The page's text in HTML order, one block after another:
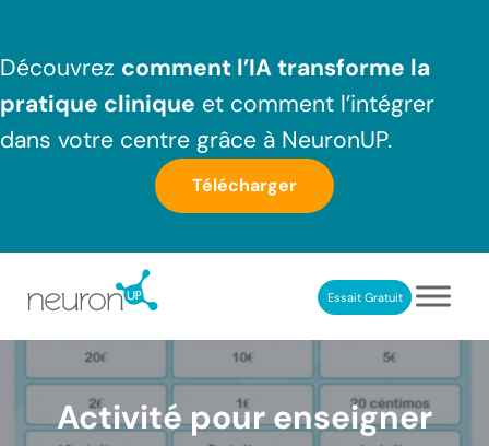
Découvrez comment l’IA transforme la
pratique clinique et comment l’intégrer
dans votre centre grâce à NeuronUP.
Télécharger
Essait Gratuit
Activité pour enseigner